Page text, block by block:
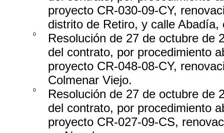
proyecto CR-030-09-CY,
distrito de Retiro, y calle
0
Resolución de 27 de octubre de
del contrato, por procedimiento
proyecto CR-048-08-CY,
Colmenar Viejo.
0
Resolución de 27 de octubre de
del contrato, por procedimiento
proyecto CR-027-09-CS,